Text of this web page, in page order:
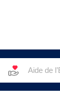
Aide de